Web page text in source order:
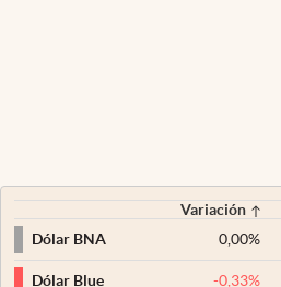
Variación
Dólar BNA
0,00%
Dólar Blue -0,33%